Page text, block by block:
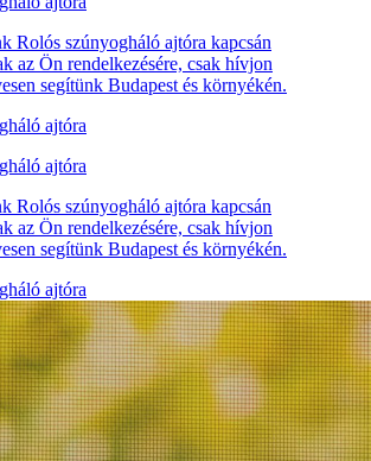
Rolós szúnyogháló ajtóra kapcsán
az Ön rendelkezésére, csak hívjon
segítünk Budapest és környékén.
ajtóra
ajtóra
Rolós szúnyogháló ajtóra kapcsán
az Ön rendelkezésére, csak hívjon
segítünk Budapest és környékén.
ajtóra